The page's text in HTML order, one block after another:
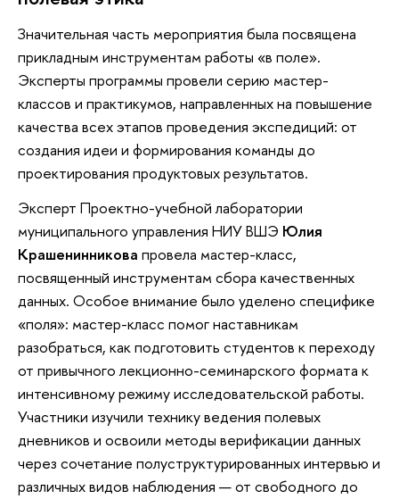
Значительная часть мероприятия была посвящена
прикладным инструментам работы «в поле».
Эксперты программы провели серию мастер-
классов и практикумов, направленных на повышение
качества всех этапов проведения экспедиций: от
создания идеи и формирования команды до
проектирования продуктовых результатов.
Эксперт Проектно-учебной лаборатории
муниципального управления НИУ ВШЭ Юлия
Крашенинникова провела мастер-класс,
посвященный инструментам сбора качественных
данных. Особое внимание было уделено специфике
«поля»: мастер-класс помог наставникам
разобраться, как подготовить студентов к переходу
от привычного лекционно-семинарского формата к
интенсивному режиму исследовательской работы.
Участники изучили технику ведения полевых
дневников и освоили методы верификации данных
через сочетание полуструктурированных интервью и
различных видов наблюдения — от свободного до